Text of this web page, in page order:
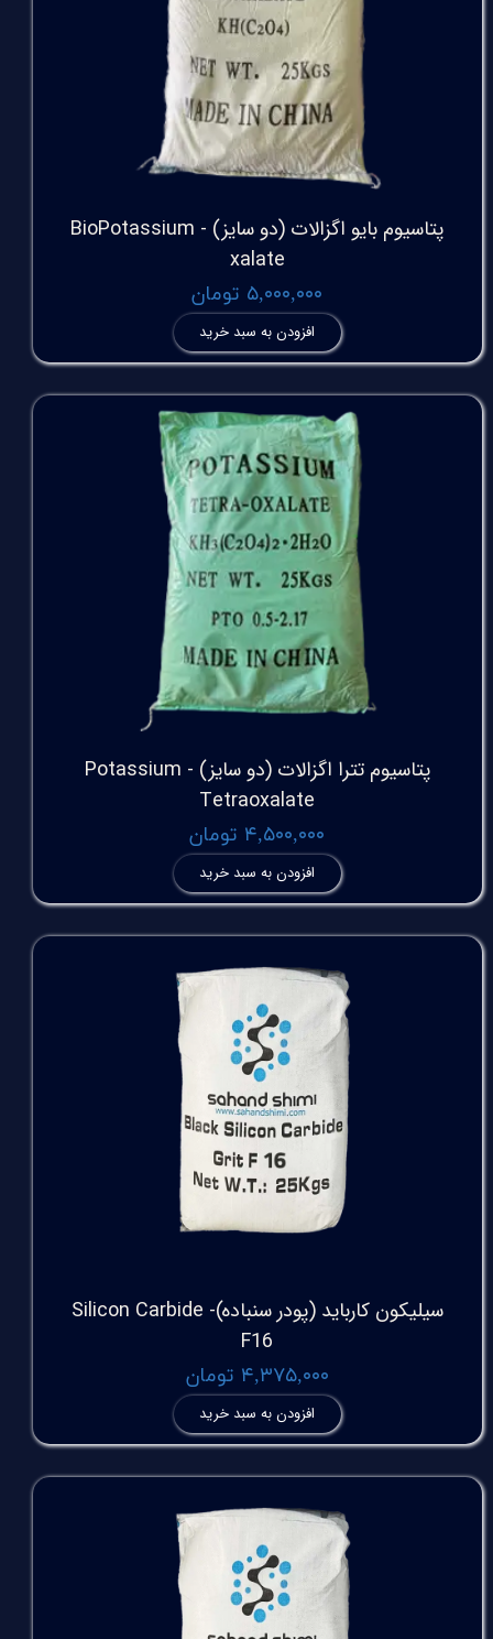
پتاسیوم بایو اگزالات (دو سایز) - BioPotassium
xalate
۵,۰۰۰,۰۰۰ تومان
افزودن به سبد خرید
پتاسیوم تترا اگزالات (دو سایز) - Potassium
Tetraoxalate
۴,۵۰۰,۰۰۰ تومان
افزودن به سبد خرید
سیلیکون کارباید (پودر سنباده)Silicon Carbide -
F16
۴,۳۷۵,۰۰۰ تومان
افزودن به سبد خرید